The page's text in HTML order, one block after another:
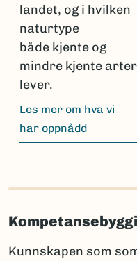
landet, og i hvilken
naturtype
både kjente og
mindre kjente arter
lever.
Les mer om hva vi
har oppnådd
Kunnskapen som